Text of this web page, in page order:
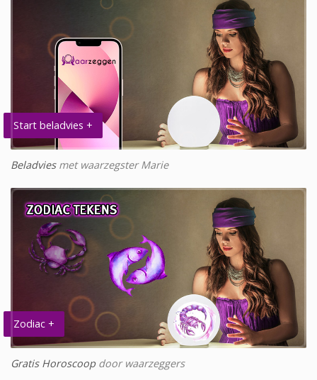
Start beladvies +
Beladviesmet waarzegster Marie
Zodiac +
Gratis Horoscoopdoor waarzeggers